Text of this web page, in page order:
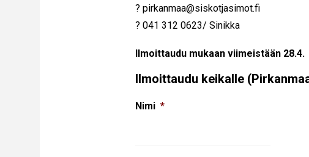
? pirkanmaa@siskotjasimot.fi
? 041 312 0623/ Sinikka
Ilmoittaudu mukaan viimeistään 28.4.
Ilmoittaudu keikalle
Nimi *